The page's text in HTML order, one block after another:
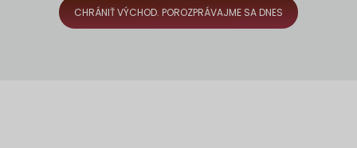
CHRÁNIŤ VÝCHOD. POROZPRÁVAJME SA DNES